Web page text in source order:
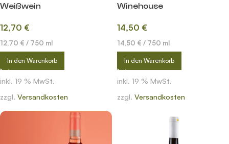
Weißwein
12,70 €
12,70 € / 750 ml
In den Warenkorb
inkl. 19 % MwSt.
zzgl. Versandkosten
Winehouse
14,50 €
14,50 € / 750 ml
In den Warenkorb
inkl. 19 % MwSt.
zzgl. Versandkosten